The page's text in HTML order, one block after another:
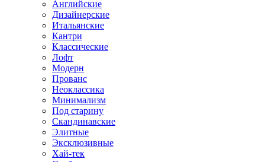
Английские
Дизайнерские
Итальянские
Кантри
Классические
Лофт
Модерн
Прованс
Неоклассика
Минимализм
Под старину
Скандинавские
Элитные
Эксклюзивные
Хай-тек